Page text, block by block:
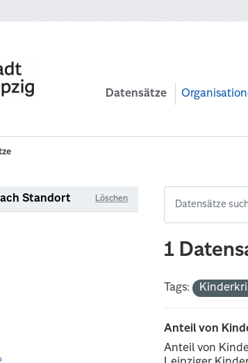
Datensätze
Standort Löschen
1
Tags:
Anteil von
Anteil von